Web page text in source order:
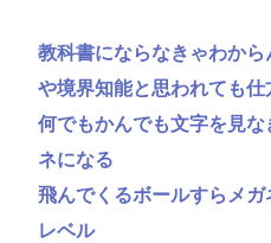
教科書にならなきゃわか
や境界知能と思われても仕
何でもかんでも文字を見
ネになる
飛んでくるボールすらメ
レベル